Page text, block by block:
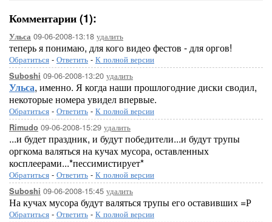
Комментарии (1):
Ульса 09-06-2008-13:18 удалить
теперь я понимаю, для кого видео фестов - для оргов!
Обратиться - Ответить - К полной версии
Suboshi 09-06-2008-13:20 удалить
Ульса, именно. Я когда наши прошлогодние диски сводил,
некоторые номера увидел впервые.
Обратиться - Ответить - К полной версии
Rimudo 09-06-2008-15:29 удалить
...и будет праздник, и будут победители...и будут трупы
оргкома валяться на кучах мусора, оставленных
косплеерами...*пессимистирует*
Обратиться - Ответить - К полной версии
Suboshi 09-06-2008-15:45 удалить
На кучах мусора будут валяться трупы его оставивших =Р
Обратиться - Ответить - К полной версии